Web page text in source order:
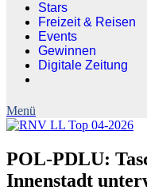
Stars
Freizeit & Reisen
Events
Gewinnen
Digitale Zeitung
POL-PDLU:
Innenstadt